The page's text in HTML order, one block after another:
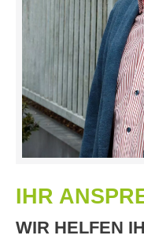
IHR
WIR HELFEN